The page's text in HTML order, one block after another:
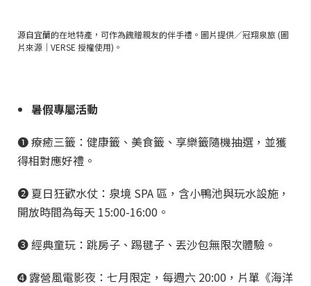
源自宜蘭的在地特產，可作為餽贈親友的伴手禮。圖片提供／冠翔泉旅 (圖
片來源｜VERSE 授權使用)。
暑假專屬活動
➊ 療癒三籤：健康籤、美食籤、享樂籤隨機抽選，並獲
得相對應好禮。
➋ 夏日狂歡水仗：泉境 SPA 區，含小鴨池與玩水設施，
開放時間為每天 15:00-16:00。
➌ 經典童玩：跳房子、踢毽子、丟沙包無限次體驗。
➍ 露營風電影夜：七月限定，每週六 20:00，片單《海洋